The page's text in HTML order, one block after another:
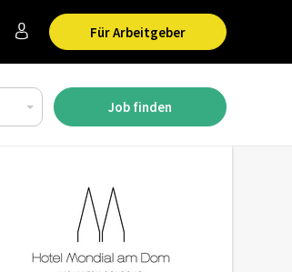
Für Arbeitgeber
Job finden